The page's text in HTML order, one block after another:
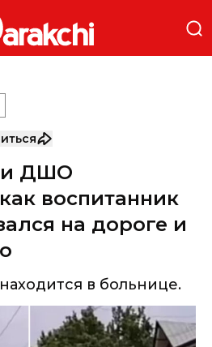
ДШО
воспитанник
на дороге и
в больнице.